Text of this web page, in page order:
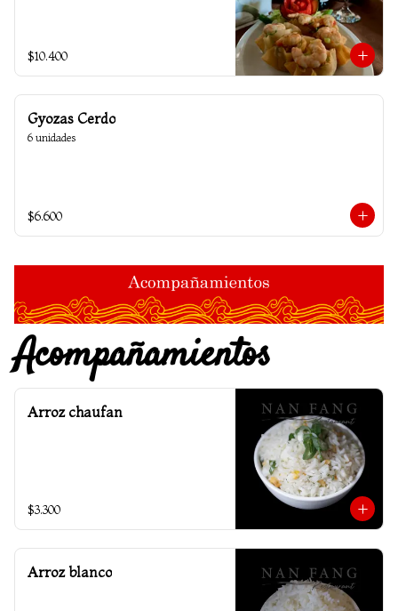
$10.400
Gyozas Cerdo
6 unidades
$6.600
Acompañamientos
Arroz chaufan
$3.300
Arroz blanco